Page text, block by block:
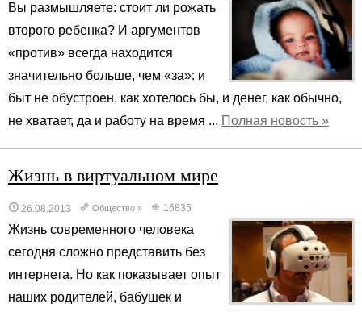
Вы размышляете: стоит ли рожать
второго ребенка? И аргументов
«против» всегда находится
значительно больше, чем «за»: и
быт не обустроен, как хотелось бы, и денег, как обычно,
не хватает, да и работу на время ... Полная новость »
Жизнь в виртуальном мире
26.08.2013 Общество » 16835
Жизнь современного человека
сегодня сложно представить без
интернета. Но как показывает опыт
наших родителей, бабушек и